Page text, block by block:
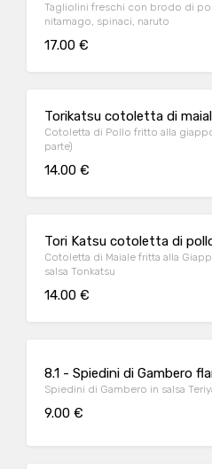
Tagliolini freschi con brodo di pollo, carne di pollo, uovo
nitamago, spinaci, naruto
17.00 €
Torikatsu cotoletta di
Cotoletta di Pollo fritto alla
parte)
14.00 €
Tori Katsu cotoletta di
Cotoletta di Maiale fritta alla
salsa Tonkatsu
14.00 €
8.1 - Spiedini di Gambero
Spiedini di Gambero in salsa
9.00 €